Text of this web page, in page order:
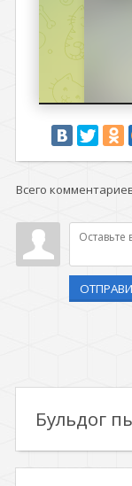
Всего
Бульдог